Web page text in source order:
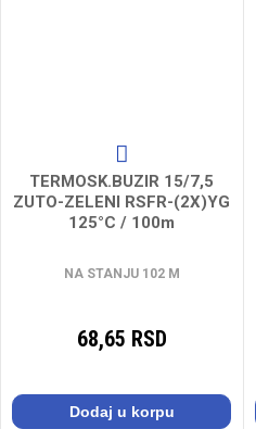
TERMOSK.BUZIR 15/7,5
ZUTO-ZELENI RSFR-(2X)YG
125°C / 100m
NA STANJU 102 M
68,65 RSD
Dodaj u korpu